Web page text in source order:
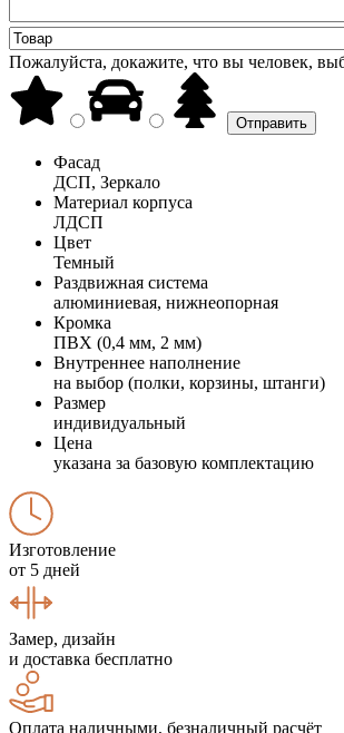
Пожалуйста, докажите, что вы человек,
Фасад
ДСП, Зеркало
Материал корпуса
ЛДСП
Цвет
Темный
Раздвижная система
алюминиевая, нижнеопорная
Кромка
ПВХ (0,4 мм, 2 мм)
Внутреннее наполнение
на выбор (полки, корзины, штанги)
Размер
индивидуальный
Цена
указана за базовую комплектацию
Изготовление
от 5 дней
Замер, дизайн
и доставка бесплатно
Оплата наличными, безналичный расчёт